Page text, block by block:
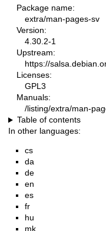
Package name:
extra/man-pages-sv
Version:
4.30.2-1
Upstream:
https://
Licenses:
GPL3
Manuals:
/listing/extra/man-
Table of contents
In other languages:
cs
da
de
en
es
fr
hu
mk